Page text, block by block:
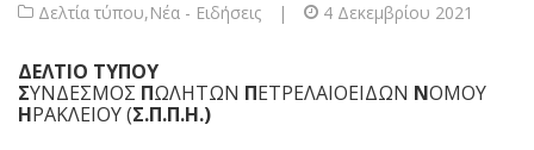
Δελτία τύπου,Νέα - Ειδήσεις | 4 Δεκεμβρίου 2021
ΔΕΛΤΙΟ ΤΥΠΟΥ
ΣΥΝΔΕΣΜΟΣ ΠΩΛΗΤΩΝ ΠΕΤΡΕΛΑΙΟΕΙΔΩΝ ΝΟΜΟΥ
ΗΡΑΚΛΕΙΟΥ (Σ.Π.Π.Η.)